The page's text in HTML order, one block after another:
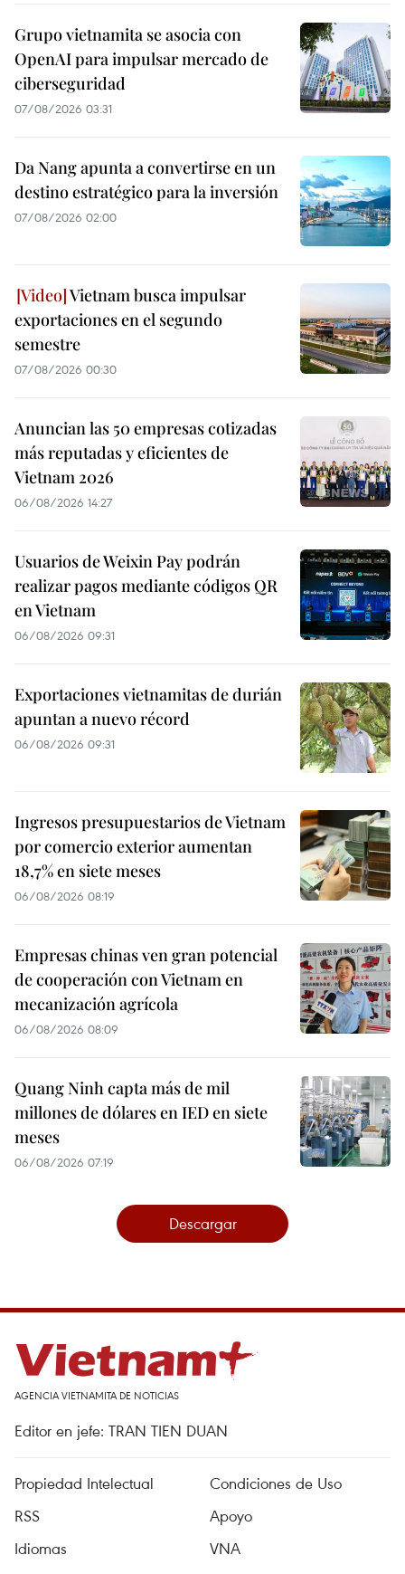
Grupo vietnamita se asocia con
OpenAI para impulsar mercado de
ciberseguridad
07/08/2026 03:31
Da Nang apunta a convertirse en un
destino estratégico para la inversión
07/08/2026 02:00
Vietnam busca impulsar
exportaciones en el segundo
semestre
07/08/2026 00:30
Anuncian las 50 empresas cotizadas
más reputadas y eficientes de
Vietnam 2026
06/08/2026 14:27
Usuarios de Weixin Pay podrán
realizar pagos mediante códigos QR
en Vietnam
06/08/2026 09:31
Exportaciones vietnamitas de durián
apuntan a nuevo récord
06/08/2026 09:31
Ingresos presupuestarios de Vietnam
por comercio exterior aumentan
18,7% en siete meses
06/08/2026 08:19
Empresas chinas ven gran potencial
de cooperación con Vietnam en
mecanización agrícola
06/08/2026 08:09
Quang Ninh capta más de mil
millones de dólares en IED en siete
meses
06/08/2026 07:19
Descargar
AGENCIA VIETNAMITA DE NOTICIAS
Editor en jefe: TRAN TIEN DUAN
Propiedad Intelectual
Condiciones de Uso
RSS
Apoyo
Idiomas
VNA